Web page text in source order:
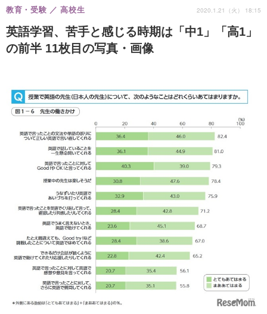
英語学習、苦手と感じる時期は「中1」「高1」
の前半 11枚目の写真・画像
教育・受験 高校生 2020.1.21（火） 18:15